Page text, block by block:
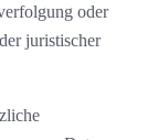
oder
juristischer